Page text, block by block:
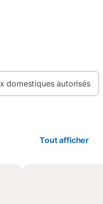
domestiques autorisés
Tout afficher